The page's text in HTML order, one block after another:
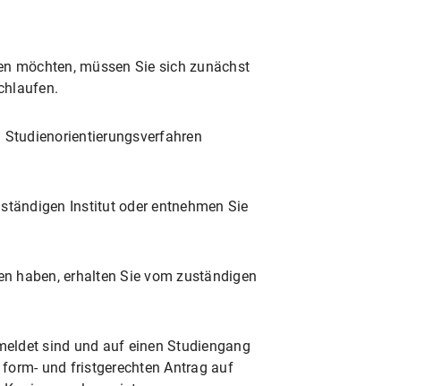
möchten, müssen Sie sich zunächst
Institut oder entnehmen Sie
haben, erhalten Sie vom zuständigen
sind und auf einen Studiengang
und fristgerechten Antrag auf